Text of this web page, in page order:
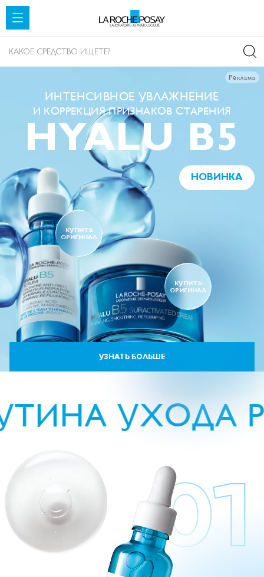
SKIP TO CONTENT
Реклама
ИНТЕНСИВНОЕ УВЛАЖНЕНИЕ
И КОРРЕКЦИЯ ПРИЗНАКОВ СТАРЕНИЯ
HYALU B5
НОВИНКА
КУПИТЬ
ОРИГИНАЛ
КУПИТЬ
ОРИГИНАЛ
УЗНАТЬ БОЛЬШЕ
УХОДА